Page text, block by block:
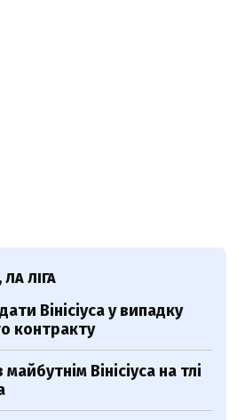
ЛА ЛІГА
Вінісіуса у випадку
контракту
Вінісіуса на тлі